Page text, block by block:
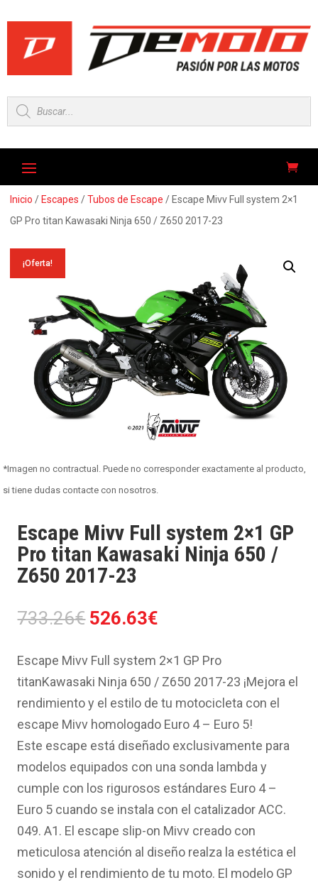
Búsqueda
de
productos
Inicio / Escapes /Tubos de Escape / Escape Mivv Full system 2×1
GP Pro titan Kawasaki Ninja 650 / Z650 2017-23
¡Oferta!
*Imagen no contractual. Puede no corresponder exactamente al producto,
si tiene dudas contacte con nosotros.
Escape Mivv Full system 2×1 GP
Pro titan Kawasaki Ninja 650 /
Z650 2017-23
733.26€ El
original
era:
733.26€.
526.63€
actual
es:
526.63€.
Escape Mivv Full system 2×1 GP Pro
titanKawasaki Ninja 650 / Z650 2017-23 ¡Mejora el
rendimiento y el estilo de tu motocicleta con el
escape Mivv homologado Euro 4 – Euro 5!
Este escape está diseñado exclusivamente para
modelos equipados con una sonda lambda y
cumple con los rigurosos estándares Euro 4 –
Euro 5 cuando se instala con el catalizador ACC.
049. A1. El escape slip-on Mivv creado con
meticulosa atención al diseño realza la estética el
sonido y el rendimiento de tu moto. El modelo GP